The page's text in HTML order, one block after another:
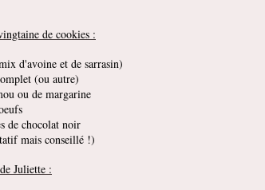
de cookies :
d'avoine et de sarrasin)
(ou autre)
ou de margarine
de chocolat noir
mais conseillé !)
Juliette :